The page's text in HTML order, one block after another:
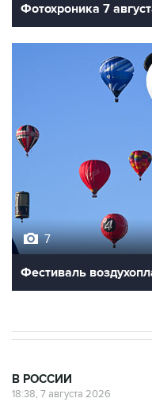
Фотохроника 7
7
Фестиваль
В РОССИИ
18:38, 7 августа 2026